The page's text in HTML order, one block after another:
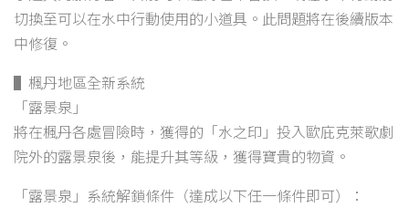
切換至可以在水中行動使用的小道具。此問題將在後續版本
中修復。
▌楓丹地區全新系統
「露景泉」
將在楓丹各處冒險時，獲得的「水之印」投入歐庇克萊歌劇
院外的露景泉後，能提升其等級，獲得寶貴的物資。
「露景泉」系統解鎖條件（達成以下任一條件即可）：